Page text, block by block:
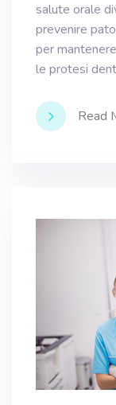
salute orale
prevenire
per
le protesi
Read